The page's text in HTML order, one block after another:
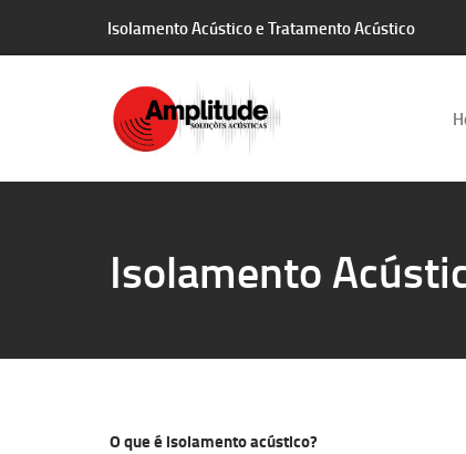
Isolamento Acústico e Tratamento Acústico
Isolamento
O que é isolamento acústico?